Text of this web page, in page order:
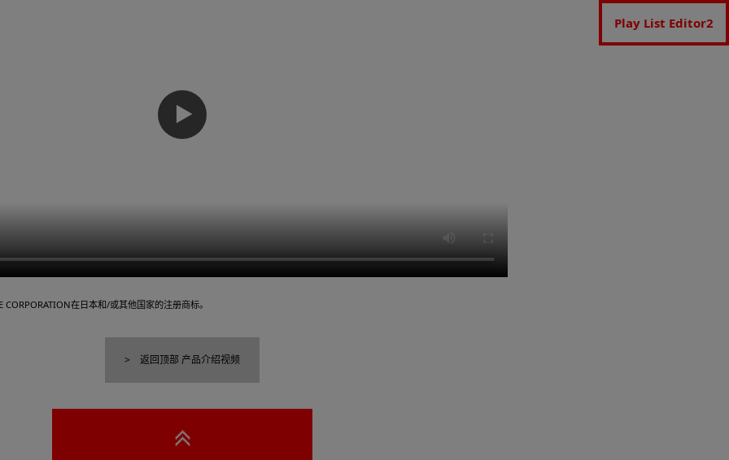
Play List Editor2
▶
CORPORATION在日本和/或其他国家的注册商标。
返回顶部 产品介绍视频